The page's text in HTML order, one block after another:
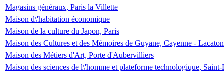
Magasins généraux, Paris la Villette
Maison d\'habitation économique
Maison de la culture du Japon, Paris
Maison des Cultures et des Mémoires de Guyane, Cayenne -
Maison des Métiers d'Art, Porte d'Aubervilliers
Maison des sciences de l\'homme et plateforme technologique,